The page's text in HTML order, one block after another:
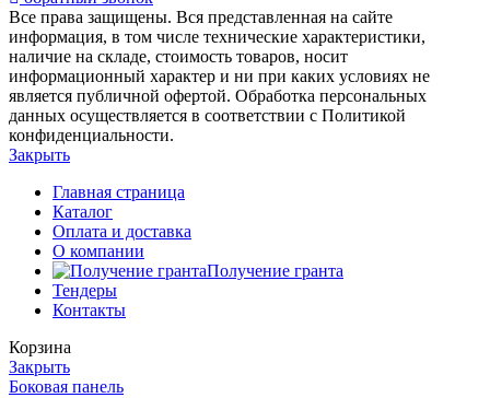
Все права защищены. Вся представленная на сайте
информация, в том числе технические характеристики,
наличие на складе, стоимость товаров, носит
информационный характер и ни при каких условиях не
является публичной офертой. Обработка персональных
данных осуществляется в соответствии с Политикой
конфиденциальности.
Закрыть
Главная страница
Каталог
Оплата и доставка
О компании
Получение гранта
Тендеры
Контакты
Корзина
Закрыть
Боковая панель